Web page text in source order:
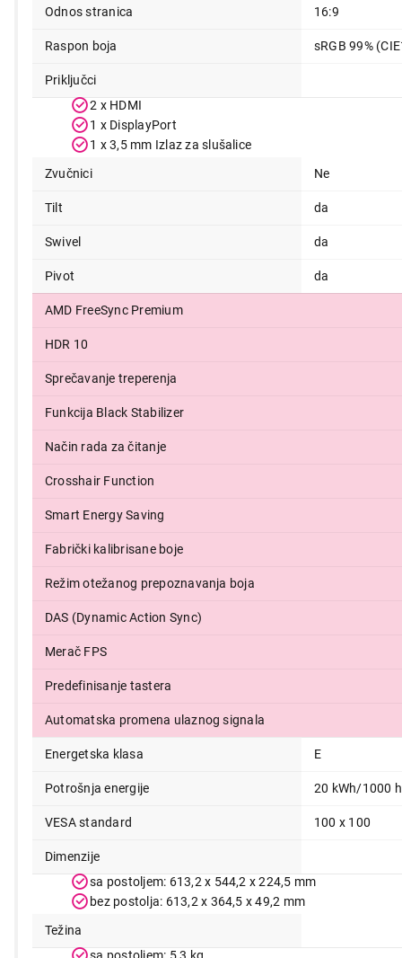
Odnos stranica 16:9
Raspon boja sRGB 99%
Priključci
2 x HDMI
1 x DisplayPort
1 x 3,5 mm Izlaz za slušalice
Zvučnici
Ne
Tilt da
Swivel da
Pivot da
AMD FreeSync Premium
HDR 10
Sprečavanje treperenja
Funkcija Black Stabilizer
Način rada za čitanje
Crosshair Function
Smart Energy Saving
Fabrički kalibrisane boje
Režim otežanog prepoznavanja boja
DAS (Dynamic Action Sync)
Merač FPS
Predefinisanje tastera
Automatska promena ulaznog signala
Energetska klasa E
Potrošnja energije 20 kWh/1000 h
VESA standard 100 x 100
Dimenzije
sa postoljem: 613,2 x 544,2 x 224,5 mm
bez postolja: 613,2 x 364,5 x 49,2 mm
Težina